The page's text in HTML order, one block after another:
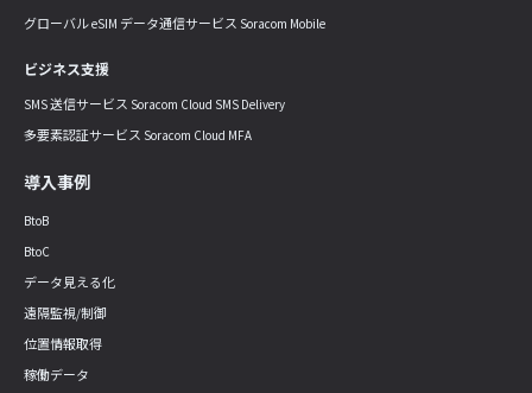
グローバル eSIM データ通信サービス Soracom Mobile
ビジネス支援
SMS 送信サービス Soracom Cloud SMS Delivery
多要素認証サービス Soracom Cloud MFA
導入事例
BtoB
BtoC
データ見える化
遠隔監視/制御
位置情報取得
稼働データ